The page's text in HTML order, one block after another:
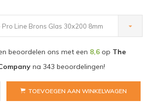
Line Brons Glas 30x200 8mm
en Stang - €340,00
beoordelen ons met een 8,6op The
na 343 beoordelingen!
TOEVOEGEN AAN WINKELWAGEN